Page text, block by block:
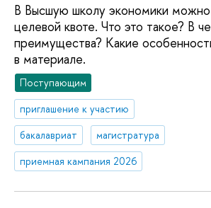
В Высшую школу экономики можно
целевой квоте. Что это такое? В
преимущества? Какие
в материале.
Поступающим
приглашение к участию
бакалавриат
магистратура
приемная кампания 2026